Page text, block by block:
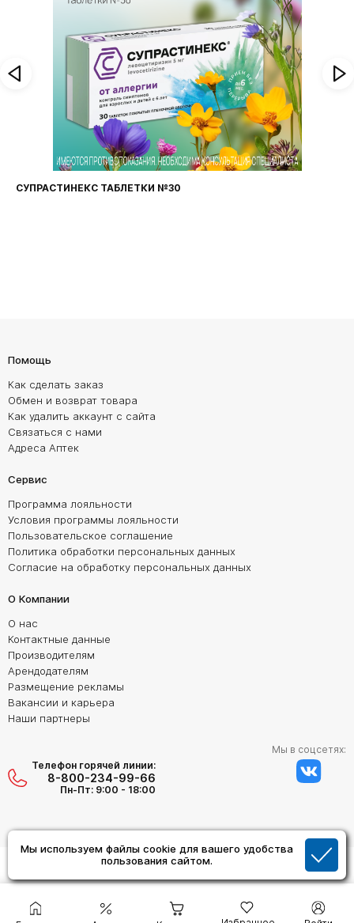
Мы используем файлы cookie для вашего удобства
пользования сайтом.
СУПРАСТИНЕКС ТАБЛЕТКИ №30
Помощь
Как сделать заказ
Обмен и возврат товара
Как удалить аккаунт с сайта
Связаться с нами
Адреса Аптек
Сервис
Программа лояльности
Условия программы лояльности
Пользовательское соглашение
Политика обработки персональных данных
Согласие на обработку персональных данных
О Компании
О нас
Контактные данные
Производителям
Арендодателям
Размещение рекламы
Вакансии и карьера
Наши партнеры
Телефон горячей линии:
8-800-234-99-66
Пн-Пт: 9:00 - 18:00
Мы в соцсетях: